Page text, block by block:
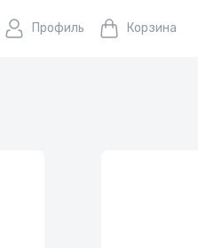
Профиль Корзина